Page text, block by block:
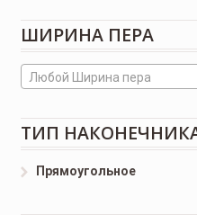
ШИРИНА ПЕРА
Любой Ширина пера
ТИП
Прямоугольное